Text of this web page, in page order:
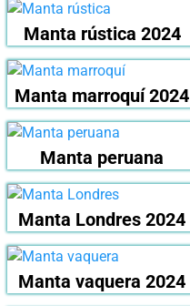
Manta rústica 2024
Manta marroquí 2024
Manta peruana
Manta Londres 2024
Manta vaquera 2024